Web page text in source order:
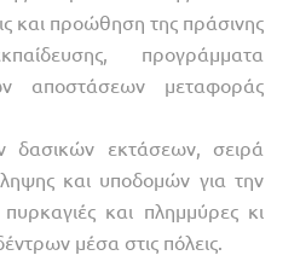
και προώθηση της πράσινης
προγράμματα
αποστάσεων μεταφοράς
δασικών εκτάσεων, σειρά
και υποδομών για την
και πλημμύρες κι
μέσα στις πόλεις.